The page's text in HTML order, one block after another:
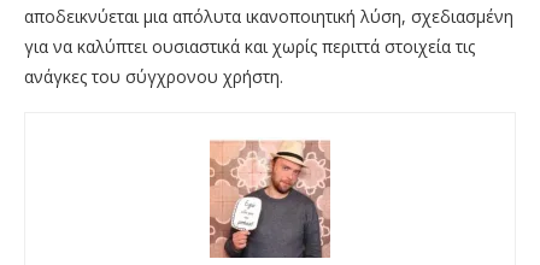
αποδεικνύεται μια απόλυτα ικανοποιητική λύση, σχεδιασμένη
για να καλύπτει ουσιαστικά και χωρίς περιττά στοιχεία τις
ανάγκες του σύγχρονου χρήστη.